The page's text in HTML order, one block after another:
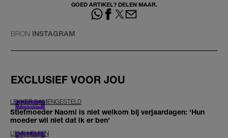
GOED ARTIKEL? DELEN MAAR.
BRON INSTAGRAM
EXCLUSIEF VOOR JOU
LEKKER SAMENGESTELD
Stiefmoeder Naomi is niet welkom bij verjaardagen: 'Hun
moeder wil niet dat ik er ben'
LIEVE HELEEN